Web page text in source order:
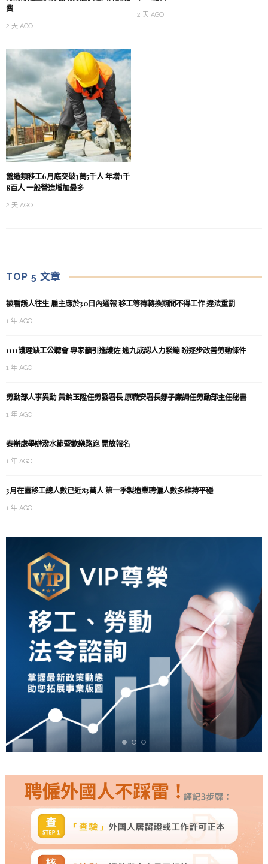
費
2 天 AGO
2 天 AGO
營造類移工6月底突破3萬5千人 年增1千
8百人 一般營造增加最多
2 天 AGO
TOP 5 文章
被看護人往生 雇主應於30日內通報 移工等待轉換期間不得工作 違法重罰
1 年 AGO
1111護理缺工公聽會 專家籲引進護佐 逾九成認人力緊繃 盼逐步改善勞動條件
1 年 AGO
勞動部人事異動 黃齡玉陞任勞發署長 原職安署長鄒子廉調任勞動部主任秘書
1 年 AGO
泰辦處舉辦潑水節暨歡樂路跑 開放報名
1 年 AGO
3月在臺移工總人數已近83萬人 第一季製造業聘僱人數多維持平穩
1 年 AGO